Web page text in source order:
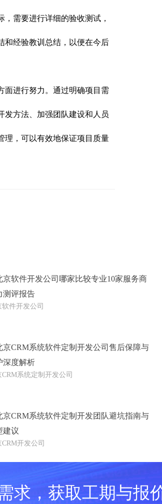
需要进行详细的验收测试，
和经验教训总结，以便在今后
进行努力。通过明确项目需
发方法、加强团队建设和人员
理，可以有效地保证项目质量
京软件开发公司哪家比较专业10家服务商
测评报告
软件开发公司
京CRM系统软件定制开发公司售后保障与
深度解析
CRM系统定制开发公司
京CRM系统软件定制开发团队避坑指南与
建议
开发公司
求，获取工期与报